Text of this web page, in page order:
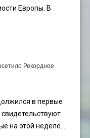
Европы. В
Рекордное
в первые
на этой неделе...